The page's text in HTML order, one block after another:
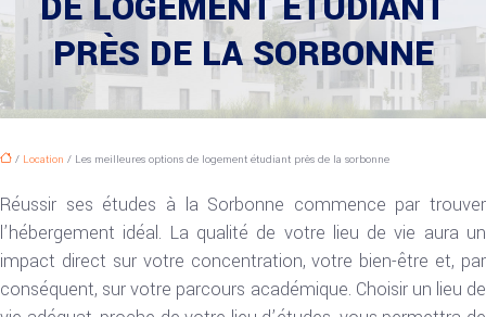
PRÈS DE LA SORBONNE
/ Location / Les meilleures options de logement étudiant près de la sorbonne
Réussir ses études à la Sorbonne commence par trouver
l’hébergement idéal. La qualité de votre lieu de vie aura un
impact direct sur votre concentration, votre bien-être et, par
conséquent, sur votre parcours académique. Choisir un lieu de